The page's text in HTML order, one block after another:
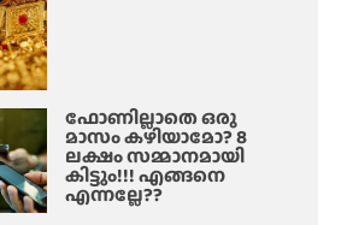
ഫോണില്ലാതെ ഒരു
മാസം കഴിയാമോ? 8
ലക്ഷം സമ്മാനമായി
കിട്ടും!!! എങ്ങനെ
എന്നല്ലേ??